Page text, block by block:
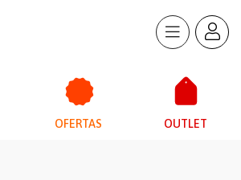
OFERTAS OUTLET